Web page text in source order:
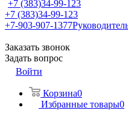
+7 (383)34-99-123
+7 (383)34-99-123
+7-903-907-1377
Заказать звонок
Задать вопрос
Войти
Корзина0
Избранные товары0